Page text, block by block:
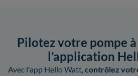
Pilotez votre pompe
l’application
Avec l'app Hello Watt,contrôlez